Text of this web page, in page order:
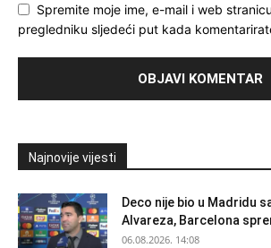
Spremite moje ime, e-mail i web
pregledniku sljedeći put kada
Najnovije vijesti
Deco nije bio u Madridu
Alvareza, Barcelona
06.08.2026. 14:08